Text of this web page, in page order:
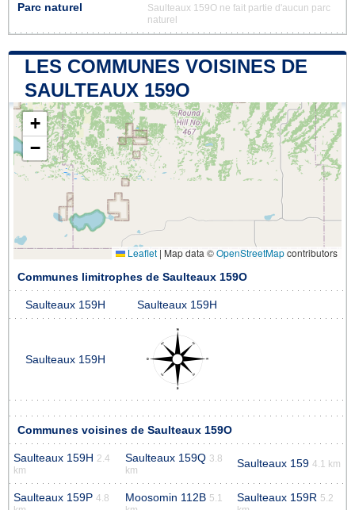
Parc naturel
Saulteaux 159O ne fait partie d'aucun parc
naturel
LES COMMUNES VOISINES DE
SAULTEAUX 159O
+
−
Leaflet | Map data ©OpenStreetMapcontributors
Communes limitrophes de Saulteaux 159O
Saulteaux 159H Saulteaux 159H
Saulteaux 159H
Communes voisines de Saulteaux 159O
Saulteaux 159H 2.4
km
Saulteaux 159Q 3.8
km
Saulteaux 159 4.1 km
Saulteaux 159P 4.8
Moosomin 112B 5.1
Saulteaux 159R 5.2